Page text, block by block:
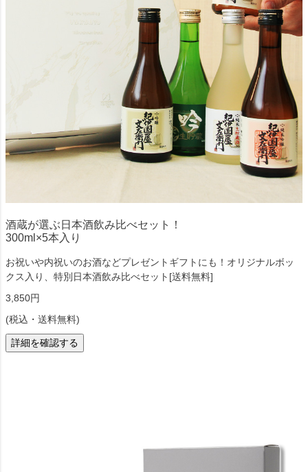
酒蔵が選ぶ日本酒飲み比べセット！
300ml×5本入り
お祝いや内祝いのお酒などプレゼントギフトにも！オリジナルボッ
クス入り、特別日本酒飲み比べセット[送料無料]
3,850円
(税込・送料無料)
詳細を確認する